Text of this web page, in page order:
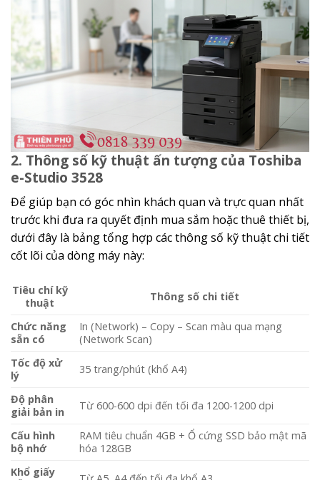
2. Thông số kỹ thuật ấn tượng của Toshiba
e-Studio 3528
Để giúp bạn có góc nhìn khách quan và trực quan nhất
trước khi đưa ra quyết định mua sắm hoặc thuê thiết bị,
dưới đây là bảng tổng hợp các thông số kỹ thuật chi tiết
cốt lõi của dòng máy này:
Tiêu chí kỹ
thuật
Thông số chi tiết
Chức năng
sẵn có
In (Network) – Copy – Scan màu qua mạng
(Network Scan)
Tốc độ xử
lý
35 trang/phút (khổ A4)
Độ phân
giải bản in
Từ600-600 dpi đến tối đa 1200-1200 dpi
Cấu hình
bộ nhớ
RAM tiêu chuẩn 4GB + Ổ cứng SSD bảo mật mã
hóa 128GB
Khổ giấy